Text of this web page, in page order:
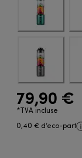
79,90 €
*TVA incluse
0,40 € d’eco-part